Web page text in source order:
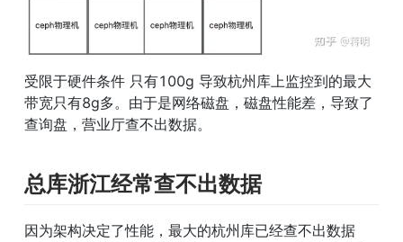
受限于硬件条件 只有100g 导致杭州库上监控到的最大
带宽只有8g多。由于是网络磁盘，磁盘性能差，导致了
查询盘，营业厅查不出数据。
总库浙江经常查不出数据
因为架构决定了性能，最大的杭州库已经查不出数据